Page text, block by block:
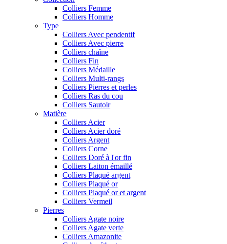
Colliers Femme
Colliers Homme
Type
Colliers Avec pendentif
Colliers Avec pierre
Colliers chaîne
Colliers Fin
Colliers Médaille
Colliers Multi-rangs
Colliers Pierres et perles
Colliers Ras du cou
Colliers Sautoir
Matière
Colliers Acier
Colliers Acier doré
Colliers Argent
Colliers Corne
Colliers Doré à l'or fin
Colliers Laiton émaillé
Colliers Plaqué argent
Colliers Plaqué or
Colliers Plaqué or et argent
Colliers Vermeil
Pierres
Colliers Agate noire
Colliers Agate verte
Colliers Amazonite